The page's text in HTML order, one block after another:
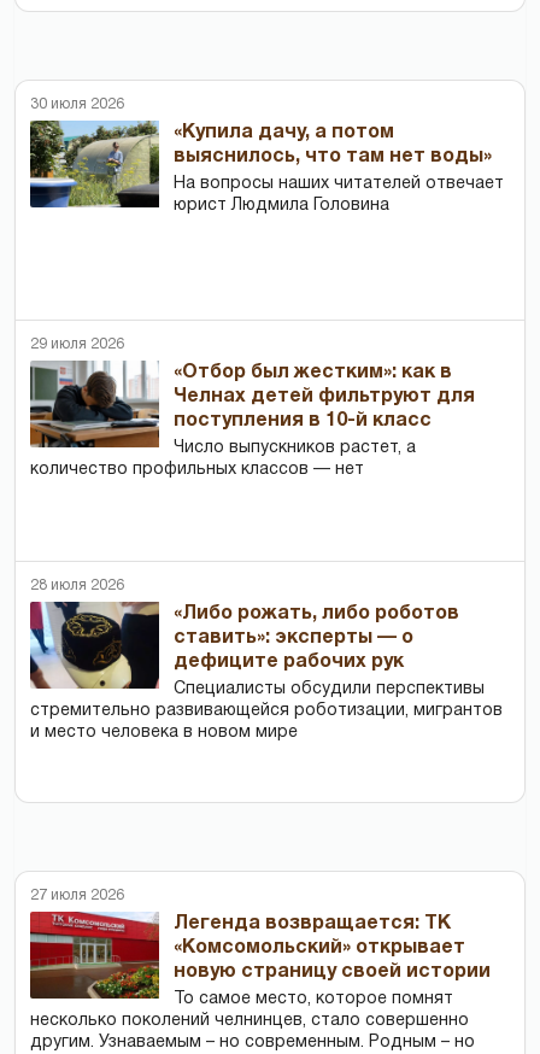
30 июля 2026
«Купила дачу, а потом
выяснилось, что там нет воды»
На вопросы наших читателей отвечает
юрист Людмила Головина
29 июля 2026
«Отбор был жестким»: как в
Челнах детей фильтруют для
поступления в 10-й класс
Число выпускников растет, а
количество профильных классов — нет
28 июля 2026
«Либо рожать, либо роботов
ставить»: эксперты — о
дефиците рабочих рук
Специалисты обсудили перспективы
стремительно развивающейся роботизации, мигрантов
и место человека в новом мире
27 июля 2026
Легенда возвращается: ТК
«Комсомольский» открывает
новую страницу своей истории
То самое место, которое помнят
несколько поколений челнинцев, стало совершенно
другим. Узнаваемым – но современным. Родным – но